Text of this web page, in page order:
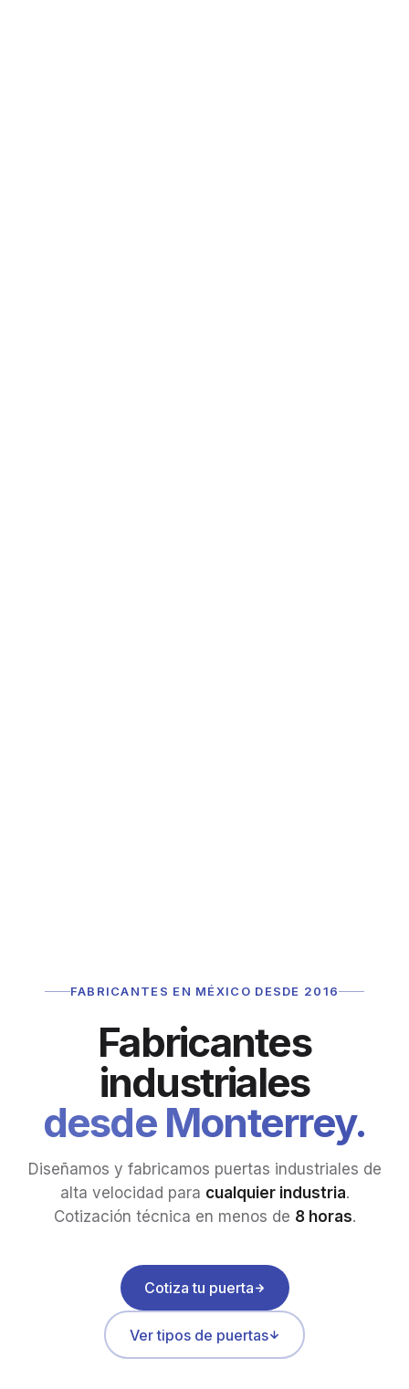
FABRICANTES EN MÉXICO DESDE 2016
Fabricantes
industriales
desde Monterrey.
Diseñamos y fabricamos puertas industriales de
alta velocidad para cualquier industria.
Cotización técnica en menos de 8 horas.
Cotiza tu puerta
Ver tipos de puertas